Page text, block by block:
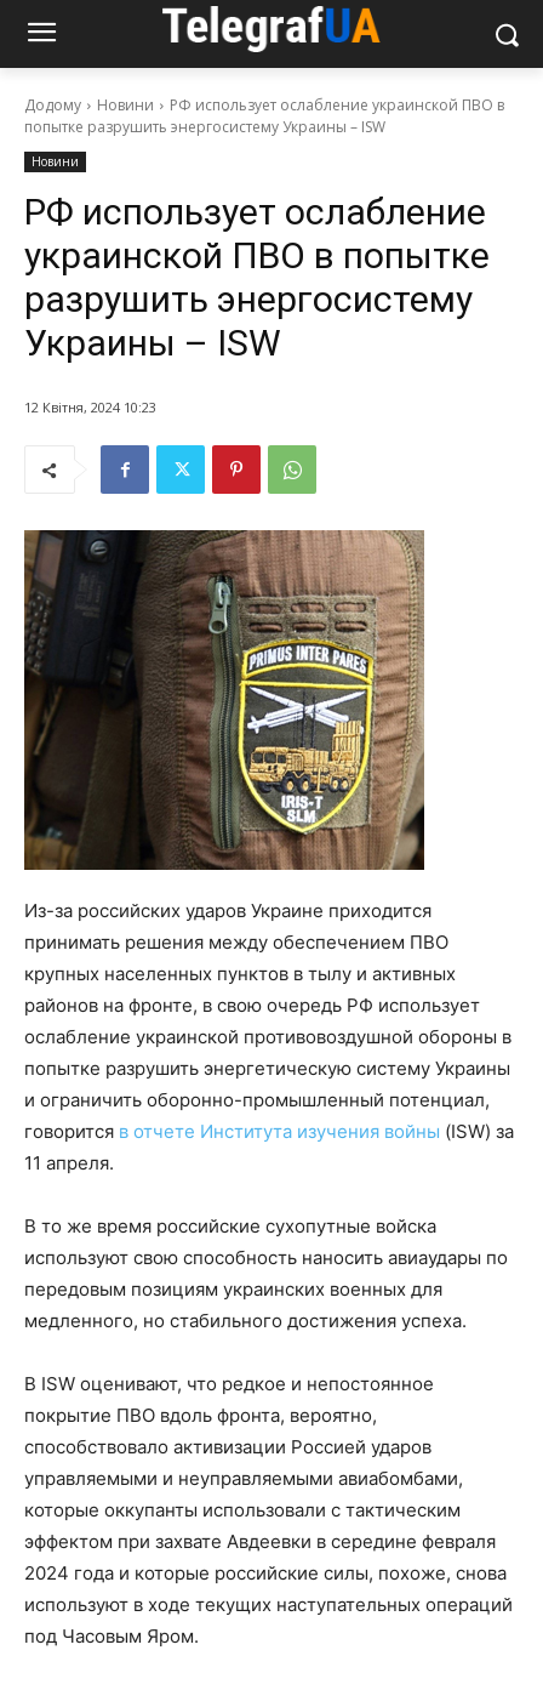
Додому Новини
РФ использует ослабление украинской ПВО в
попытке разрушить энергосистему Украины – ISW
Новини
РФ использует ослабление
украинской ПВО в попытке
разрушить энергосистему
Украины – ISW
12 Квітня, 2024 10:23
Из-за российских ударов Украине приходится
принимать решения между обеспечением ПВО
крупных населенных пунктов в тылу и активных
районов на фронте, в свою очередь РФ использует
ослабление украинской противовоздушной обороны в
попытке разрушить энергетическую систему Украины
и ограничить оборонно-промышленный потенциал,
говорится в отчете Института изучения войны (ISW) за
11 апреля.
В то же время российские сухопутные войска
используют свою способность наносить авиаудары по
передовым позициям украинских военных для
медленного, но стабильного достижения успеха.
В ISW оценивают, что редкое и непостоянное
покрытие ПВО вдоль фронта, вероятно,
способствовало активизации Россией ударов
управляемыми и неуправляемыми авиабомбами,
которые оккупанты использовали с тактическим
эффектом при захвате Авдеевки в середине февраля
2024 года и которые российские силы, похоже, снова
используют в ходе текущих наступательных операций
под Часовым Яром.